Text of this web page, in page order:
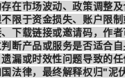
在市场波动、政策调整
限于资金损失、账户限
下载链接或邀请码，作
断产品或服务是否适合
漏或时效性问题导致的
法律，最终解释权归"泥